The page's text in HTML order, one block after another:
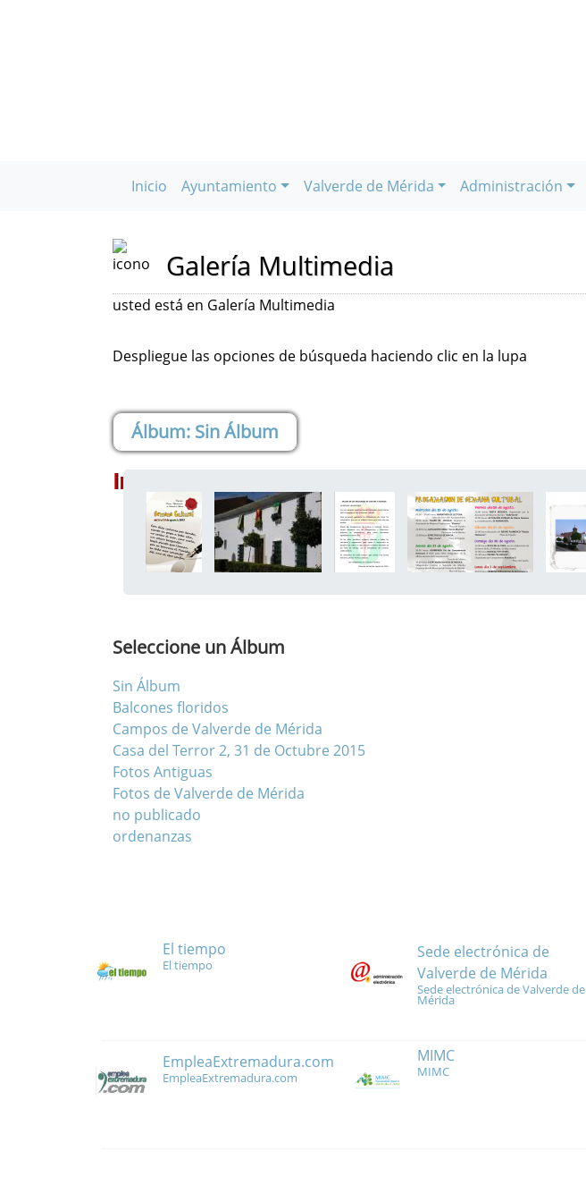
Inicio Ayuntamiento Valverde de Mérida Administración
Galería Multimedia
usted está en Galería Multimedia
Despliegue las opciones de búsqueda haciendo clic en la lupa
Sin Álbum
Imágenes
Seleccione un Álbum
Sin Álbum
Balcones floridos
Campos de Valverde de Mérida
Casa del Terror 2, 31 de Octubre 2015
Fotos Antiguas
Fotos de Valverde de Mérida
no publicado
ordenanzas
El tiempo
El tiempo
Sede electrónica de
Valverde de Mérida
Sede electrónica de Valverde de
Mérida
EmpleaExtremadura.com
EmpleaExtremadura.com
MIMC
MIMC